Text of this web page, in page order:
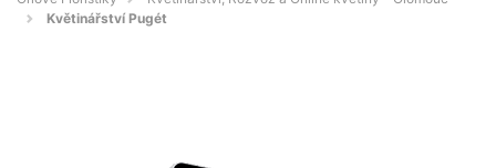
Květinářství Pugét